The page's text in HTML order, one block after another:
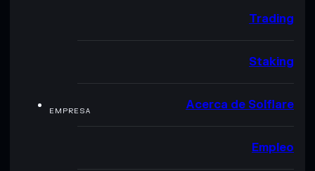
Trading
Staking
EMPRESA Acerca de Solflare
Empleo